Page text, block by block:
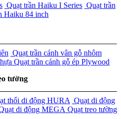
Quạt trần Haiku I Series Quạt trần
Haiku 84 inch
Quạt trần cánh vân gỗ nhôm
Quạt trần cánh gỗ ép Plywood
tường
thổi di động HURA Quạt di động
di động MEGA Quạt treo tường